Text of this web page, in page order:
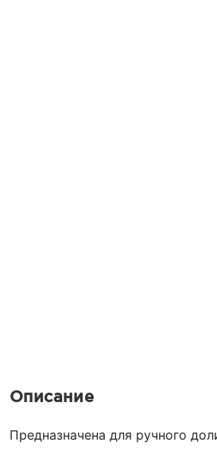
Описание
Предназначена для ручного